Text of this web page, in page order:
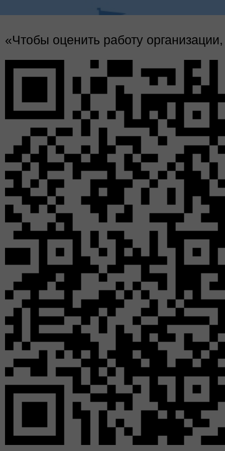
«Чтобы оценить работу
Июньские итоги проекта
В библиотеках
года в целях
для безопасного и
детей летом,
информационного
каникулярный
негативных